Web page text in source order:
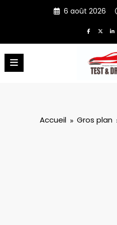
6 août 2026
Accueil Gros plan